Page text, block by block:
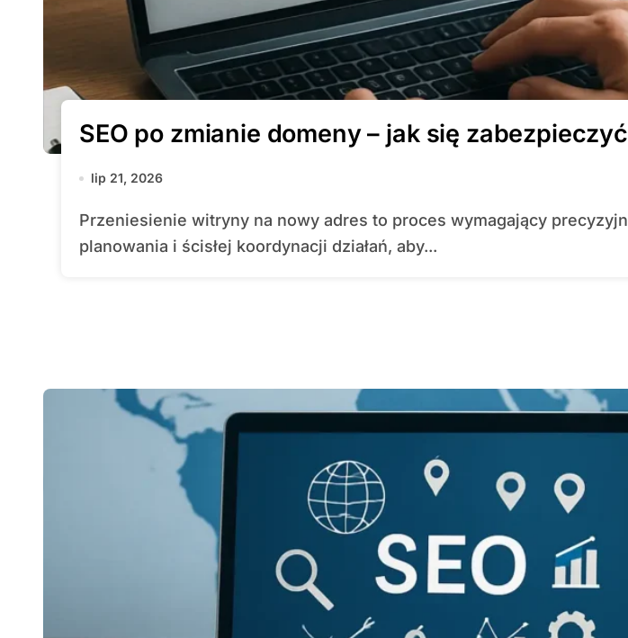
SEO po zmianie domeny – jak się zabezpieczyć
lip 21, 2026
Przeniesienie witryny na nowy adres to proces wymagający precyzyjnego
planowania i ścisłej koordynacji działań, aby...